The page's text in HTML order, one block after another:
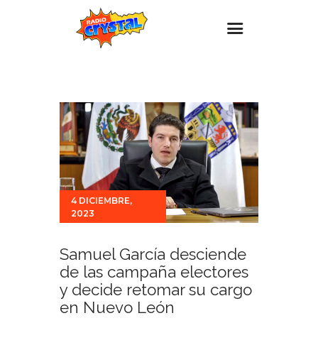
Estaciones
Eventos
Promociones
Noticias
Para ti
4 DICIEMBRE,
2023
Samuel García desciende
de las campaña electores
y decide retomar su cargo
en Nuevo León